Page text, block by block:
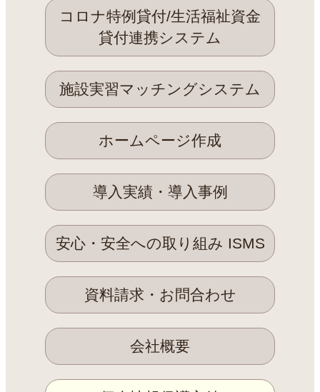
コロナ特例貸付/生活福祉資金
貸付連携システム
施設実習マッチングシステム
ホームページ作成
導入実績・導入事例
安心・安全への取り組み ISMS
資料請求・お問合わせ
会社概要